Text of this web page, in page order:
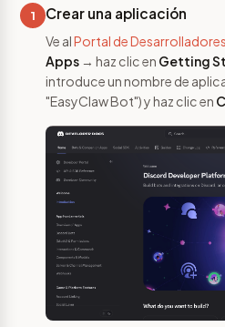
1 Crear una aplicación
Ve alPortal de
Apps → haz clic en Getting
introduce un nombre de
"EasyClaw Bot") y haz clic en